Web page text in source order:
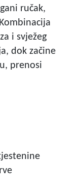
ručak,
i svježeg
dok začine
prenosi